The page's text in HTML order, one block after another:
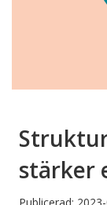
stärker
Publicerad: